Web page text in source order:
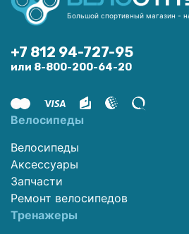
Большой спортивный магазин -
+7 812 94-727-95
или 8-800-200-64-20
Велосипеды
Велосипеды
Аксессуары
Запчасти
Ремонт велосипедов
Тренажеры